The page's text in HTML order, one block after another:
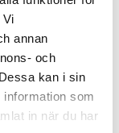
Vi
annan
och
kan i sin
som
in när du har